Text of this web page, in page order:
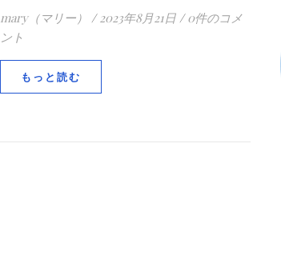
mary（マリー） / 2023年8月21日 / 0件のコメ
ント
もっと読む